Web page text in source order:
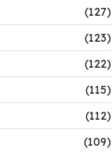
(127)
(123)
(122)
(115)
(112)
(109)